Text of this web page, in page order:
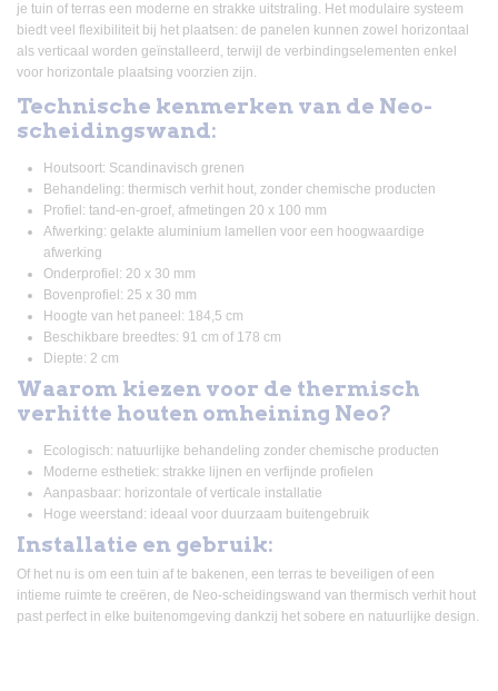
je tuin of terras een moderne en strakke uitstraling. Het modulaire systeem
biedt veel flexibiliteit bij het plaatsen: de panelen kunnen zowel horizontaal
als verticaal worden geïnstalleerd, terwijl de verbindingselementen enkel
voor horizontale plaatsing voorzien zijn.
Technische kenmerken van de Neo-
scheidingswand:
Houtsoort: Scandinavisch grenen
Behandeling: thermisch verhit hout, zonder chemische producten
Profiel: tand-en-groef, afmetingen 20 x 100 mm
Afwerking: gelakte aluminium lamellen voor een hoogwaardige
afwerking
Onderprofiel: 20 x 30 mm
Bovenprofiel: 25 x 30 mm
Hoogte van het paneel: 184,5 cm
Beschikbare breedtes: 91 cm of 178 cm
Diepte: 2 cm
Waarom kiezen voor de thermisch
verhitte houten omheining Neo?
Ecologisch: natuurlijke behandeling zonder chemische producten
Moderne esthetiek: strakke lijnen en verfijnde profielen
Aanpasbaar: horizontale of verticale installatie
Hoge weerstand: ideaal voor duurzaam buitengebruik
Installatie en gebruik:
Of het nu is om een tuin af te bakenen, een terras te beveiligen of een
intieme ruimte te creëren, de Neo-scheidingswand van thermisch verhit hout
past perfect in elke buitenomgeving dankzij het sobere en natuurlijke design.